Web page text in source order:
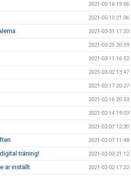
2021-05-16 19:06
2021-05-10 21:06
2021-03-31 17:33
2021-03-25 20:59
2021-03-11 16:52
2021-03-02 13:47
2021-02-17 20:27
2021-02-16 20:53
2021-02-14 19:03
2021-02-07 12:30
2021-02-07 11:48
träning! 2021-02-03 21:12
är inställt 2021-02-02 17:22